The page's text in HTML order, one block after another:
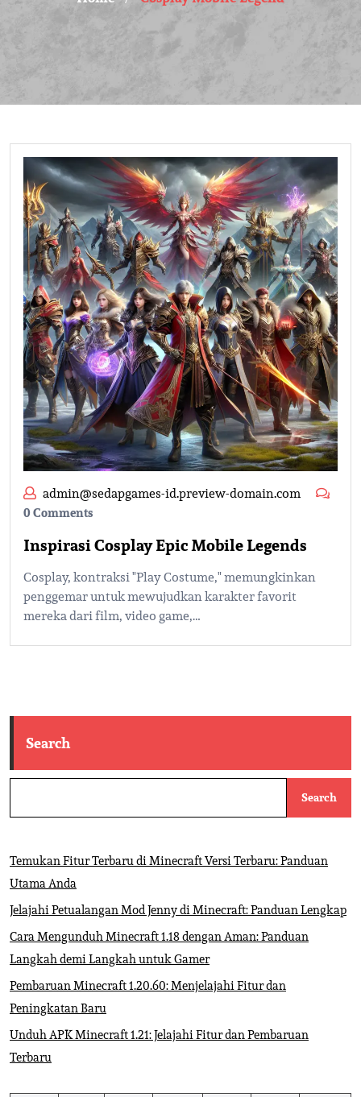
admin@sedapgames-id.preview-domain.com
0 Comments
Inspirasi Cosplay Epic Mobile Legends
Cosplay, kontraksi "Play Costume," memungkinkan
penggemar untuk mewujudkan karakter favorit
mereka dari film, video game,…
Search
Search
Temukan Fitur Terbaru di Minecraft Versi Terbaru: Panduan
Utama Anda
Jelajahi Petualangan Mod Jenny di Minecraft: Panduan Lengkap
Cara Mengunduh Minecraft 1.18 dengan Aman: Panduan
Langkah demi Langkah untuk Gamer
Pembaruan Minecraft 1.20.60: Menjelajahi Fitur dan
Peningkatan Baru
Unduh APK Minecraft 1.21: Jelajahi Fitur dan Pembaruan
Terbaru